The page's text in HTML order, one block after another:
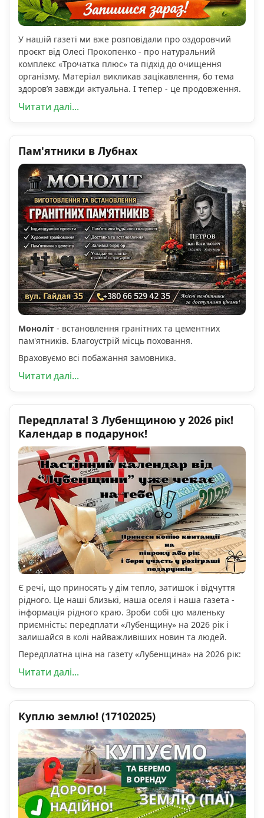
У нашій газеті ми вже розповідали про оздоровчий
проєкт від Олесі Прокопенко - про натуральний
комплекс «Трочатка плюс» та підхід до очищення
організму. Матеріал викликав зацікавлення, бо тема
здоров’я завжди актуальна. І тепер - це продовження.
Читати далі...
Пам'ятники в Лубнах
Моноліт - встановлення гранітних та цементних
пам'ятників. Благоустрій місць поховання.
Враховуємо всі побажання замовника.
Читати далі...
Передплата! З Лубенщиною у 2026 рік!
Календар в подарунок!
Є речі, що приносять у дім тепло, затишок і відчуття
рідного. Це наші близькі, наша оселя і наша газета -
інформація рідного краю. Зроби собі цю маленьку
приємність: передплати «Лубенщину» на 2026 рік і
залишайся в колі найважливіших новин та людей.
Передплатна ціна на газету «Лубенщина» на 2026 рік:
Читати далі...
Куплю землю! (17102025)